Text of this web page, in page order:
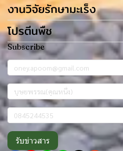
งานวิจัยรักษามะเร็ง
โปรตีนพืช
Subscribe
รับข่าวสาร